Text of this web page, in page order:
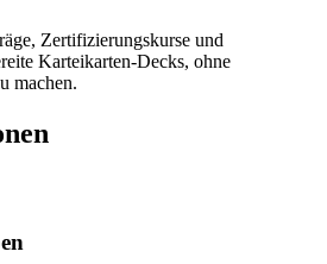
Zertifizierungskurse und
Karteikarten-Decks, ohne
machen.